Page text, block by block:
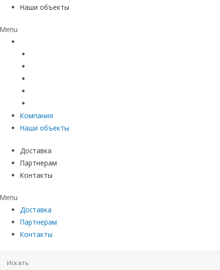
Наши объекты
Menu
Компания
Наши объекты
Доставка
Партнерам
Контакты
Menu
Доставка
Партнерам
Контакты